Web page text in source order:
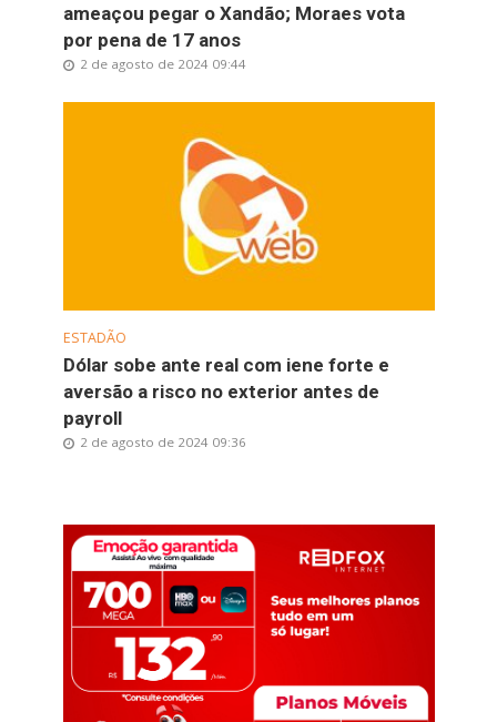
ameaçou pegar o Xandão; Moraes vota
por pena de 17 anos
2 de agosto de 2024 09:44
ESTADÃO
Dólar sobe ante real com iene forte e
aversão a risco no exterior antes de
payroll
2 de agosto de 2024 09:36